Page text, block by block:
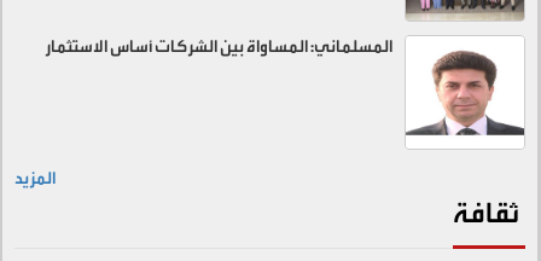
المسلماني: المساواة بين الشركات أساس الاستثمار
المزيد
ثقافة